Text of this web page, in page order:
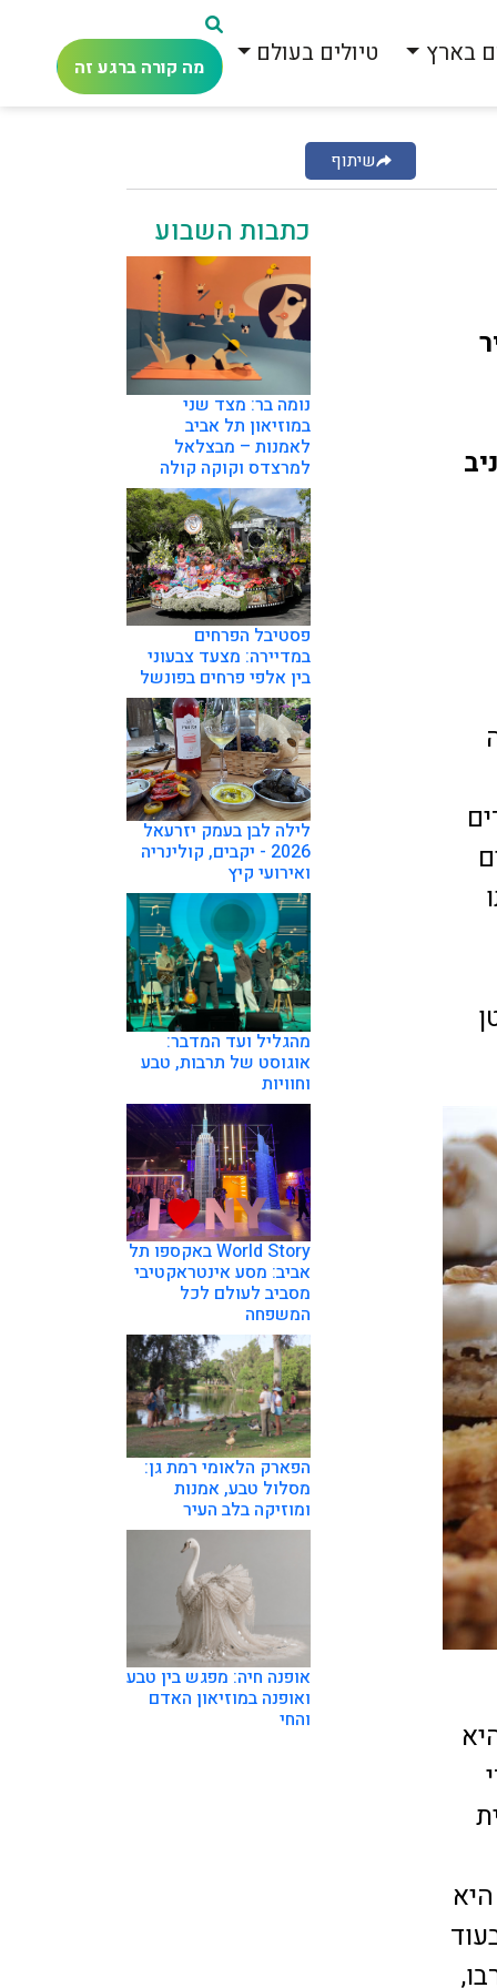
בארץ טיולים בעולם מה קורה ברגע זה
שיתוף
כתבות השבוע
נומה בר: מצד שני
במוזיאון תל אביב
לאמנות – מבצלאל
למרצדס וקוקה קולה
פסטיבל הפרחים
במדיירה: מצעד צבעוני
בין אלפי פרחים בפונשל
לילה לבן בעמק יזרעאל
2026 - יקבים, קולינריה
ואירועי קיץ
מהגליל ועד המדבר:
אוגוסט של תרבות, טבע
וחוויות
World Story באקספו תל
אביב: מסע אינטראקטיבי
מסביב לעולם לכל
המשפחה
הפארק הלאומי רמת גן:
מסלול טבע, אמנות
ומוזיקה בלב העיר
אופנה חיה: מפגש בין טבע
ואופנה במוזיאון האדם
והחי